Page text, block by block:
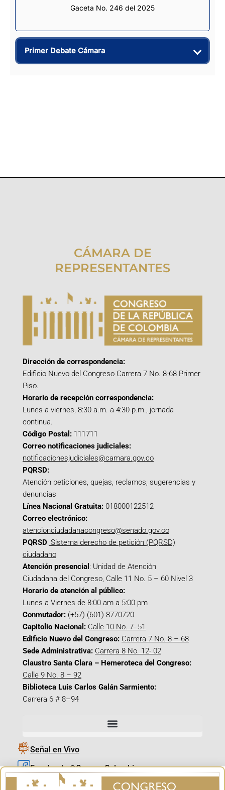
Gaceta No. 246 del 2025
Primer Debate Cámara
CÁMARA DE
REPRESENTANTES
Dirección de correspondencia:
Edificio Nuevo del Congreso Carrera 7 No. 8-68 Primer
Piso.
Horario de recepción correspondencia:
Lunes a viernes, 8:30 a.m. a 4:30 p.m., jornada
continua.
Código Postal: 111711
Correo notificaciones judiciales:
notificacionesjudiciales@camara.gov.co
PQRSD:
Atención peticiones, quejas, reclamos, sugerencias y
denuncias
Línea Nacional Gratuita: 018000122512
Correo electrónico:
atencionciudadanacongreso@senado.gov.co
PQRSD: Sistema derecho de petición (PQRSD)
ciudadano
Atención presencial : Unidad de Atención
Ciudadana del Congreso, Calle 11 No. 5 – 60 Nivel 3
Horario de atención al público:
Lunes a Viernes de 8:00 am a 5:00 pm
Conmutador: (+57) (601) 8770720
Capitolio Nacional: Calle 10 No. 7- 51
Edificio Nuevo del Congreso: Carrera 7 No. 8 – 68
Sede Administrativa: Carrera 8 No. 12- 02
Claustro Santa Clara – Hemeroteca del Congreso:
Calle 9 No. 8 – 92
Biblioteca Luis Carlos Galán Sarmiento:
Carrera 6 # 8–94
Señal en Vivo
Facebook_@CamaraColombia
Instagram_@CamaraColombia